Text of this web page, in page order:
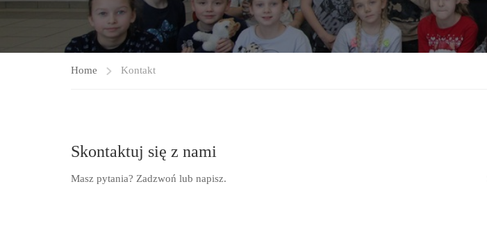
Home Kontakt
Skontaktuj się z nami
Masz pytania? Zadzwoń lub napisz.